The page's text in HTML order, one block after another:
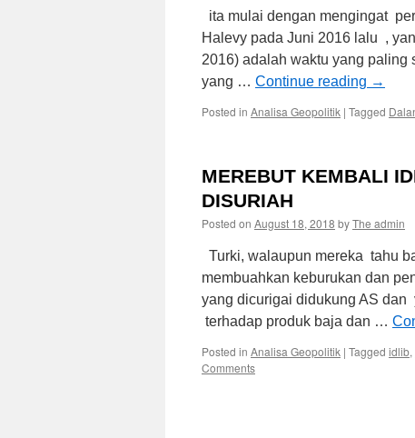
ita mulai dengan mengingat
Halevy pada Juni 2016 lalu ,
2016) adalah waktu yang
yang … Continue reading →
Posted in Analisa Geopolitik | Tagged
MEREBUT KEMBALI
DISURIAH
Posted on August 18, 2018 byThe admin
Turki, walaupun mereka tahu
membuahkan keburukan dan
yang dicurigai didukung AS dan
terhadap produk baja dan …
Posted in Analisa Geopolitik | Tagged idlib,
Comments